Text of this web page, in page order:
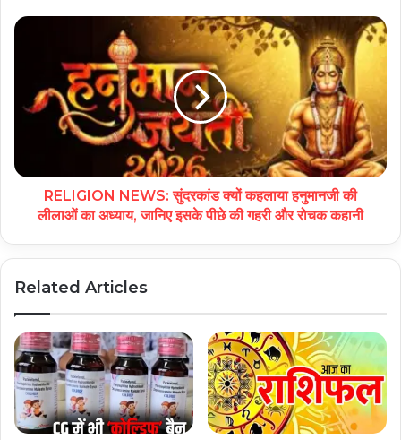
RELIGION NEWS: सुंदरकांड क्यों कहलाया हनुमानजी की
लीलाओं का अध्याय, जानिए इसके पीछे की गहरी और रोचक कहानी
Related Articles